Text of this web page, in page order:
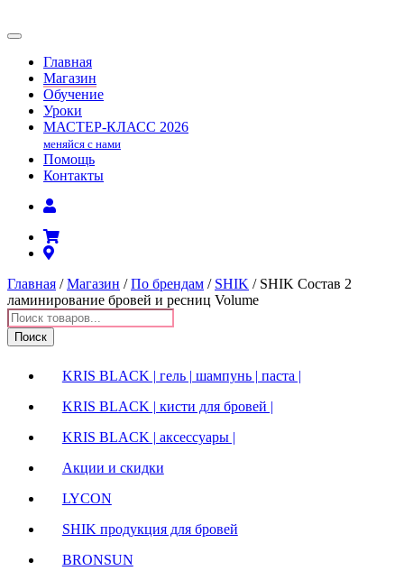
Главная
Магазин
Обучение
Уроки
МАСТЕР-КЛАСС 2026
меняйся с нами
Помощь
Контакты
Главная /Магазин /По брендам / SHIK / SHIK Состав 2
ламинирование бровей и ресниц Volume
Поиск
товаров
Поиск
KRIS BLACK | гель | шампунь | паста |
KRIS BLACK | кисти для бровей |
KRIS BLACK | аксессуары |
Акции и скидки
LYCON
SHIK продукция для бровей
BRONSUN